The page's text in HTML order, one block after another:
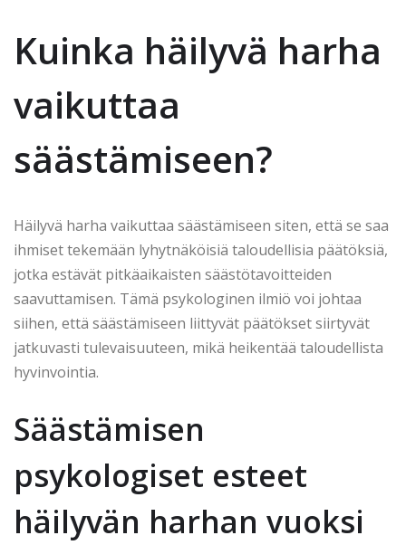
Kuinka häilyvä harha
vaikuttaa
säästämiseen?
Häilyvä harha vaikuttaa säästämiseen siten, että se saa
ihmiset tekemään lyhytnäköisiä taloudellisia päätöksiä,
jotka estävät pitkäaikaisten säästötavoitteiden
saavuttamisen. Tämä psykologinen ilmiö voi johtaa
siihen, että säästämiseen liittyvät päätökset siirtyvät
jatkuvasti tulevaisuuteen, mikä heikentää taloudellista
hyvinvointia.
Säästämisen
psykologiset esteet
häilyvän harhan vuoksi